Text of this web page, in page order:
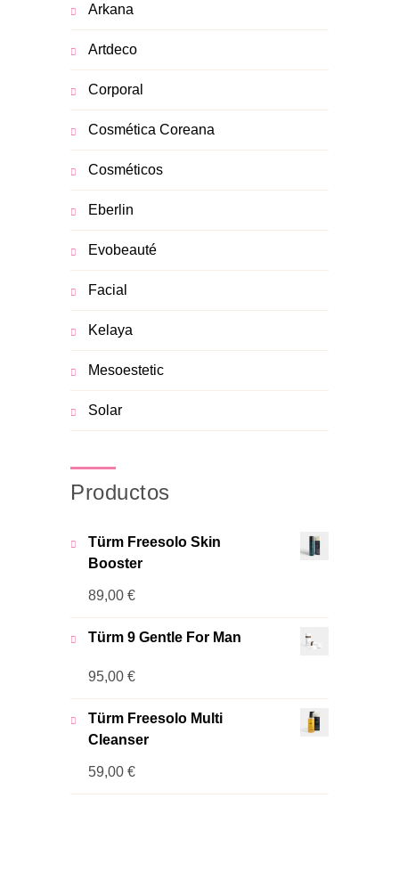
Arkana
Artdeco
Corporal
Cosmética Coreana
Cosméticos
Eberlin
Evobeauté
Facial
Kelaya
Mesoestetic
Solar
Productos
Türm Freesolo Skin
Booster
89,00 €
Türm 9 Gentle For Man
95,00 €
Türm Freesolo Multi
Cleanser
59,00 €